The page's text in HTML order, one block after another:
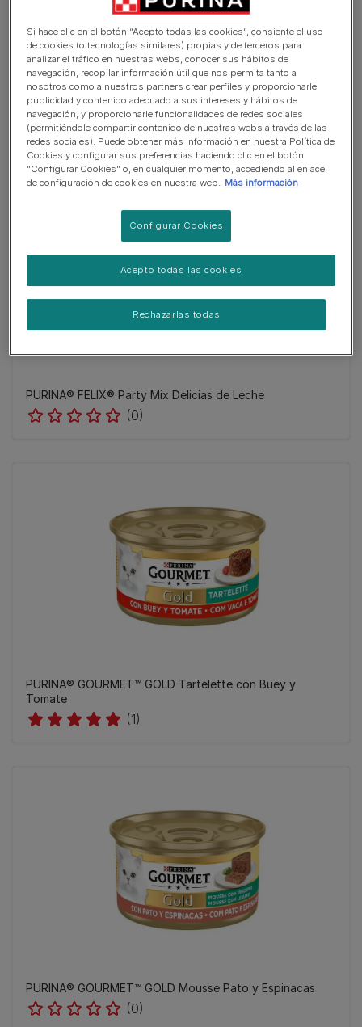
PURINA® CAT CHOW® Esterilizado Rico en Pollo
(0)
PURINA® FELIX® Party Mix Delicias de Leche
(0)
PURINA® GOURMET™ GOLD Tartelette con Buey y
Tomate
(1)
PURINA® GOURMET™ GOLD Mousse Pato y Espinacas
(0)
Si hace clic en el botón “Acepto todas las cookies”, consiente el uso
de cookies (o tecnologías similares) propias y de terceros para
analizar el tráfico en nuestras webs, conocer sus hábitos de
navegación, recopilar información útil que nos permita tanto a
nosotros como a nuestros partners crear perfiles y proporcionarle
publicidad y contenido adecuado a sus intereses y hábitos de
navegación, y proporcionarle funcionalidades de redes sociales
(permitiéndole compartir contenido de nuestras webs a través de las
redes sociales). Puede obtener más información en nuestra Política de
Cookies y configurar sus preferencias haciendo clic en el botón
“Configurar Cookies” o, en cualquier momento, accediendo al enlace
de configuración de cookies en nuestra web. Más información
Configurar Cookies
Rechazarlas todas
Acepto todas las cookies